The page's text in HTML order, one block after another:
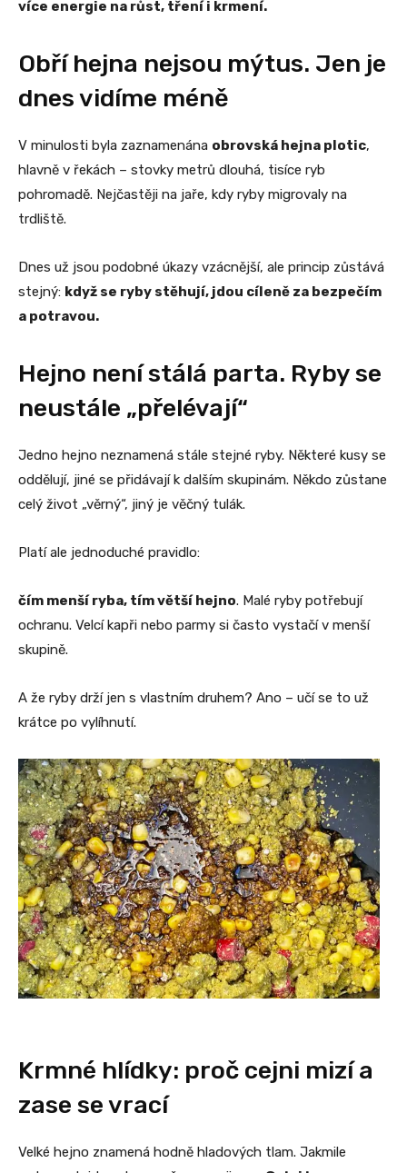
více energie na růst, tření i krmení.
Obří hejna nejsou mýtus. Jen je
dnes vidíme méně
V minulosti byla zaznamenána obrovská hejna plotic,
hlavně v řekách – stovky metrů dlouhá, tisíce ryb
pohromadě. Nejčastěji na jaře, kdy ryby migrovaly na
trdliště.
Dnes už jsou podobné úkazy vzácnější, ale princip zůstává
stejný: když se ryby stěhují, jdou cíleně za bezpečím
a potravou.
Hejno není stálá parta. Ryby se
neustále „přelévají“
Jedno hejno neznamená stále stejné ryby. Některé kusy se
oddělují, jiné se přidávají k dalším skupinám. Někdo zůstane
celý život „věrný“, jiný je věčný tulák.
Platí ale jednoduché pravidlo:
čím menší ryba, tím větší hejno. Malé ryby potřebují
ochranu. Velcí kapři nebo parmy si často vystačí v menší
skupině.
A že ryby drží jen s vlastním druhem? Ano – učí se to už
krátce po vylíhnutí.
Krmné hlídky: proč cejni mizí a
zase se vrací
Velké hejno znamená hodně hladových tlam. Jakmile